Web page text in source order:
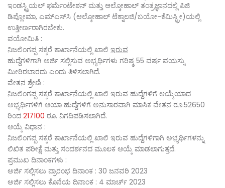
ಇಂಡಸ್ಟ್ರಿಯಲ್‌ ಫರ್ಮೆಂಟೇಶನ್‌ ಮತ್ತು ಆಲ್ಕೋಹಾಲ್‌ ತಂತ್ರಜ್ಞಾನದಲ್ಲಿ ಪಿಜಿ
ಡಿಪ್ಲೋಮಾ, ಎಮ್‌ಎಸ್‌ಸಿ (ಆಲ್ಕೋಹಾಲ್‌ ಟೆಕ್ನಾಲಜಿ/ಬಯೋ-ಕೆಮಿಸ್ಟ್ರೀ)ಯಲ್ಲಿ
ಉತ್ತೀರ್ಣರಾಗಿರಬೇಕು.
ವಯೋಮಿತಿ :
ನಿಜಲಿಂಗಪ್ಪ ಸಕ್ಕರೆ ಕಾರ್ಖಾನೆಯಲ್ಲಿ ಖಾಲಿ ಇರುವ
ಹುದ್ದೆಗಳಿಗಾಗಿ ಅರ್ಜಿ ಸಲ್ಲಿಸುವ ಅಭ್ಯರ್ಥಿಗಳು ಗರಿಷ್ಠ 55 ವರ್ಷ ವಯಸ್ಸು
ಮೀರಿರಬಾರದು ಎಂದು ತಿಳಿಸಲಾಗಿದೆ.
ವೇತನ ಶ್ರೇಣಿ :
ನಿಜಲಿಂಗಪ್ಪ ಸಕ್ಕರೆ ಕಾರ್ಖಾನೆಯಲ್ಲಿ ಖಾಲಿ ಇರುವ ಹುದ್ದೆಗಳಿಗೆ ಆಯ್ಕೆಯಾದ
ಅಭ್ಯರ್ಥಿಗಳಿಗೆ ಆಯಾ ಹುದ್ದೆಗಳಿಗೆ ಅನುಸಾರವಾಗಿ ಮಾಸಿಕ ವೇತನ ರೂ.52650
ರಿಂದ 217100 ರೂ. ನಿಗದಿಪಡಿಸಲಾಗಿದೆ.
ಆಯ್ಕೆ ವಿಧಾನ :
ನಿಜಲಿಂಗಪ್ಪ ಸಕ್ಕರೆ ಕಾರ್ಖಾನೆಯಲ್ಲಿ ಖಾಲಿ ಇರುವ ಹುದ್ದೆಗಳಿಗಾಗಿ ಅಭ್ಯರ್ಥಿಗಳನ್ನು
ಲಿಖಿತ ಪರೀಕ್ಷೆ ಮತ್ತು ಸಂದರ್ಶನದ ಮೂಲಕ ಆಯ್ಕೆ ಮಾಡಲಾಗುತ್ತದೆ.
ಪ್ರಮುಖ ದಿನಾಂಕಗಳು :
ಅರ್ಜಿ ಸಲ್ಲಿಸಲು ಪ್ರಾರಂಭ ದಿನಾಂಕ : 30 ಜನವರಿ 2023
ಅರ್ಜಿ ಸಲ್ಲಿಸಲು ಕೊನೆಯ ದಿನಾಂಕ : 4 ಮಾರ್ಚ್ 2023